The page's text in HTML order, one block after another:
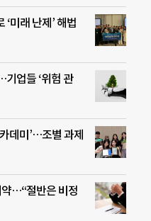
미래 난제’ 해법
업들 ‘위험 관
데미’…조별 과제
…“절반은 비정